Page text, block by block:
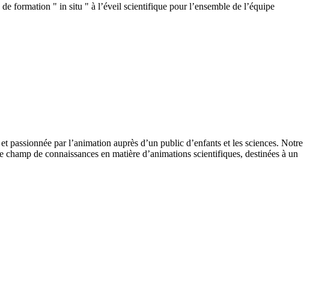
formation " in situ " à l’éveil scientifique pour l’ensemble de l’équipe
passionnée par l’animation auprès d’un public d’enfants et les sciences. Notre
de connaissances en matière d’animations scientifiques, destinées à un